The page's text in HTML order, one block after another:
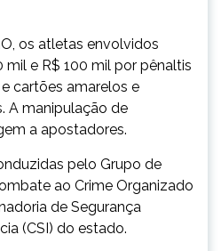
os atletas envolvidos
mil e R$ 100 mil por pênaltis
cartões amarelos e
A manipulação de
a apostadores.
pelo Grupo de
ao Crime Organizado
de Segurança
(CSI) do estado.